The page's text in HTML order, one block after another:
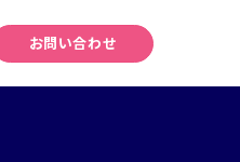
お問い合わせ